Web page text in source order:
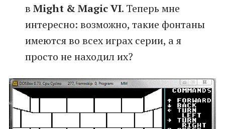
в Might & Magic VI. Теперь мне
интересно: возможно, такие фонтаны
имеются во всех играх серии, а я
просто не находил их?